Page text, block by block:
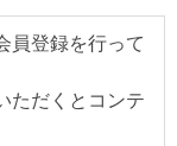
員登録を行って
ただくとコンテ